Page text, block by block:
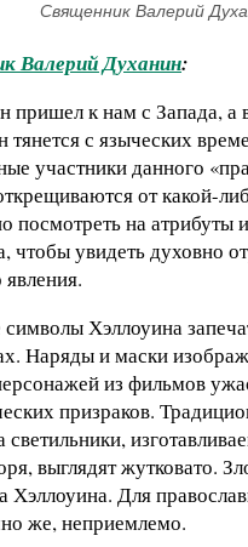
Священник Валерий
Валерий Духанин:
пришел к нам с Запада, а
тянется с языческих
участники данного
от какой-
посмотреть на атрибуты
чтобы увидеть духовно
явления.
Хэллоуина
Наряды и маски
из фильмов
призраков.
светильники,
выглядят жутковато.
Хэллоуина. Для
же, неприемлемо.